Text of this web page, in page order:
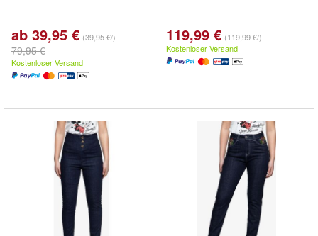
ab 39,95 € (39,95 €/)
79,95 €
Kostenloser Versand
119,99 € (119,99 €/)
Kostenloser Versand